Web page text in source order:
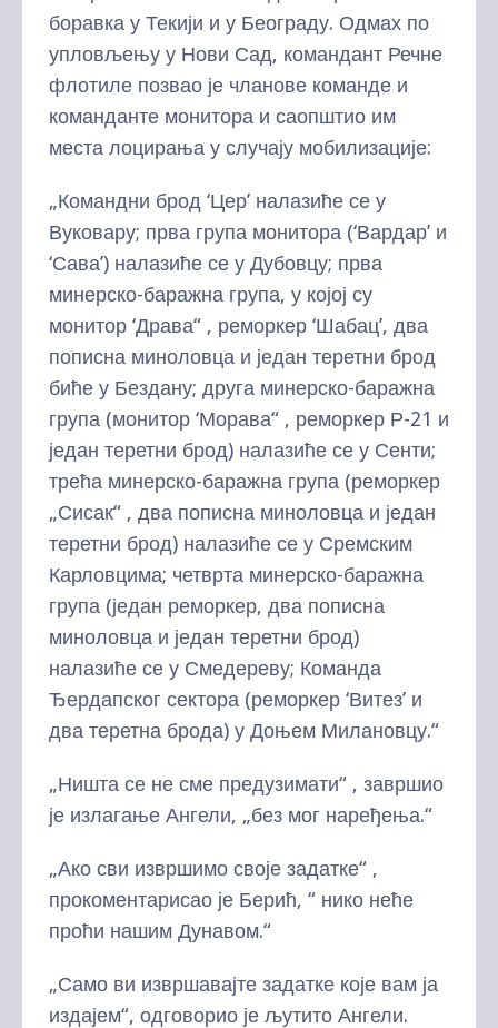
боравка у Текији и у Београду. Одмах по
упловљењу у Нови Сад, командант Речне
флотиле позвао је чланове команде и
команданте монитора и саопштио им
места лоцирања у случају мобилизације:
„Командни брод ‘Цер’ налазиће се у
Вуковару; прва група монитора (‘Вардар’ и
‘Сава’) налазиће се у Дубовцу; прва
минерско-баражна група, у којој су
монитор ‘Драва“ , реморкер ‘Шабац’, два
пописна миноловца и један теретни брод
биће у Бездану; друга минерско-баражна
група (монитор ‘Морава“ , реморкер Р-21 и
један теретни брод) налазиће се у Сенти;
трећа минерско-баражна група (реморкер
„Сисак“ , два пописна миноловца и један
теретни брод) налазиће се у Сремским
Карловцима; четврта минерско-баражна
група (један реморкер, два пописна
миноловца и један теретни брод)
налазиће се у Смедереву; Команда
Ђердапског сектора (реморкер ‘Витез’ и
два теретна брода) у Доњем Милановцу.“
„Ништа се не сме предузимати“ , завршио
је излагање Ангели, „без мог наређења.“
„Ако сви извршимо своје задатке“ ,
прокоментарисао је Берић, “ нико неће
проћи нашим Дунавом.“
„Само ви извршавајте задатке које вам ја
издајем“, одговорио је љутито Ангели.